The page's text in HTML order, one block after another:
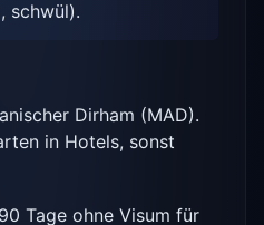
schwül).
Dirham (MAD).
in Hotels, sonst
Tage ohne Visum für